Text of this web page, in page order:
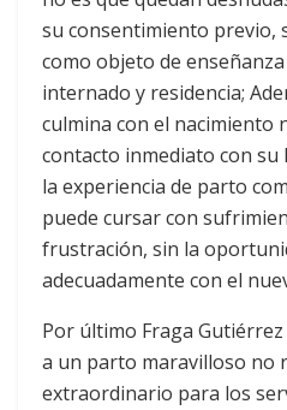
su consentimiento previo,
como objeto de
internado y residencia;
culmina con el nacimiento
contacto inmediato con su
la experiencia de parto
puede cursar con
frustración, sin la
adecuadamente con el
Por último Fraga
a un parto maravilloso no
extraordinario para los